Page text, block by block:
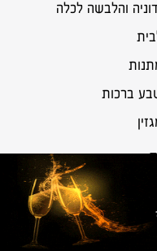
והלבשה לכלה
ברכות
2016